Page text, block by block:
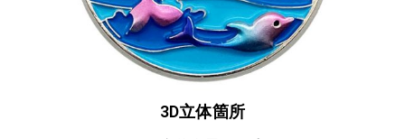
3D立体箇所